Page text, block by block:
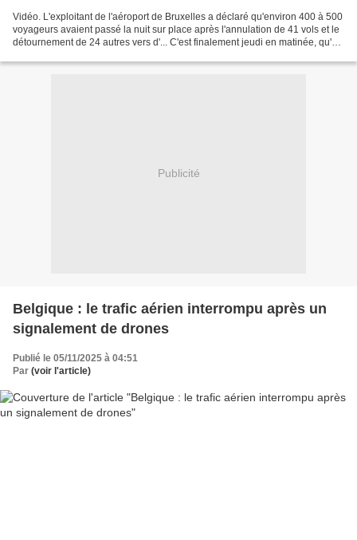
Vidéo. L'exploitant de l'aéroport de Bruxelles a déclaré qu'environ 400 à 500
voyageurs avaient passé la nuit sur place après l'annulation de 41 vols et le
détournement de 24 autres vers d'... C'est finalement jeudi en matinée, qu'un
Publicité
Belgique : le trafic aérien interrompu après un
signalement de drones
Publié le 05/11/2025 à 04:51
Par (voir l'article)